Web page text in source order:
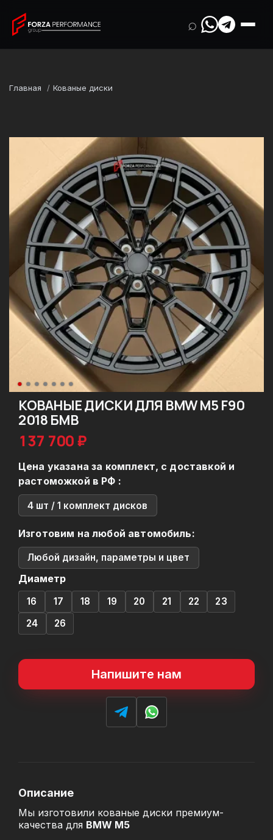
⌕
Главная Кованые диски
КОВАНЫЕ ДИСКИ ДЛЯ BMW M5 F90
2018 БМВ
137 700 ₽
Цена указана за комплект, с доставкой и
растоможкой в РФ :
4 шт / 1 комплект дисков
Изготовим на любой автомобиль:
Любой дизайн, параметры и цвет
Диаметр
16 17 18 19 20 21 22
23
24
26
Напишите нам
Описание
Мы изготовили кованые диски премиум-
качества для BMW M5
BMW